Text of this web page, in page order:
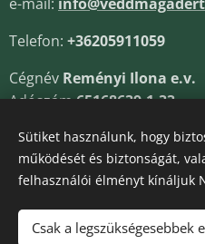
Telefon: +36205911059
Cégnév Reményi Ilona e.v.
Adószám65168639-1-33
Sütiket használunk, hogy
működését és biztonságát,
felhasználói élményt kínáljuk
Csak a legszükségesebbek